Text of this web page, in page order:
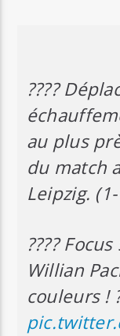
????
au plus
du match
Leipzig.
????
Willian
couleurs !